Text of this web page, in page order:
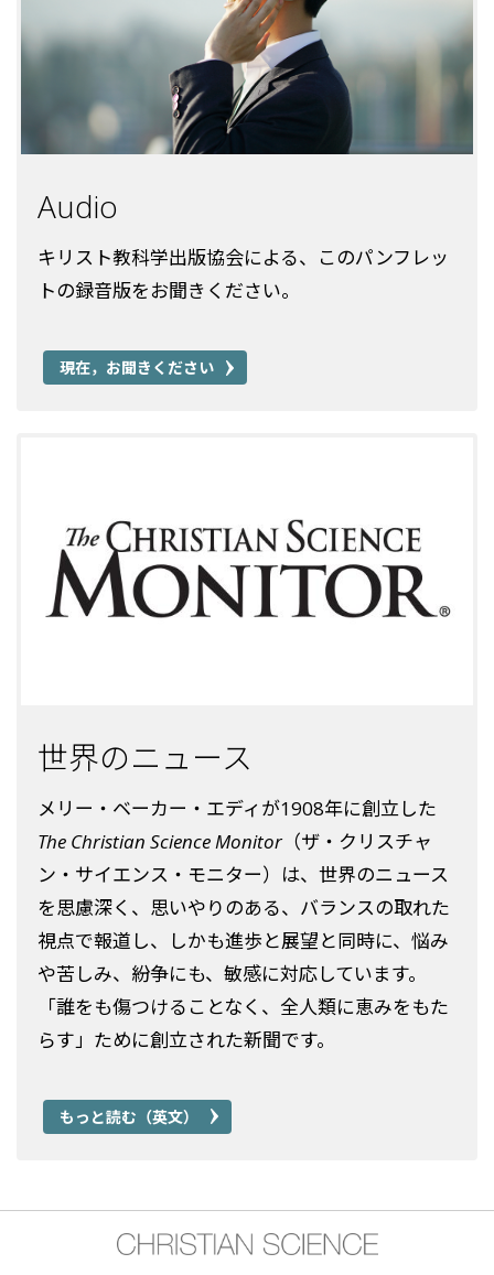
Audio
キリスト教科学出版協会による、このパンフレッ
トの録音版をお聞きください。
現在，お聞きください
世界のニュース
メリー・ベーカー・エディが1908年に創立した
The Christian Science Monitor（ザ・クリスチャ
ン・サイエンス・モニター）は、世界のニュース
を思慮深く、思いやりのある、バランスの取れた
視点で報道し、しかも進歩と展望と同時に、悩み
や苦しみ、紛争にも、敏感に対応しています。
「誰をも傷つけることなく、全人類に恵みをもた
らす」ために創立された新聞です。
もっと読む（英文）